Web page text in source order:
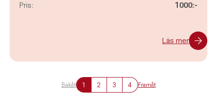
Pris: 1000:-
Läs mer
Bakåt 1 2 3 4 Framåt